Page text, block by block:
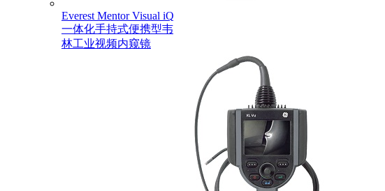
Everest Mentor Visual iQ
一体化手持式便携型韦
林工业视频内窥镜